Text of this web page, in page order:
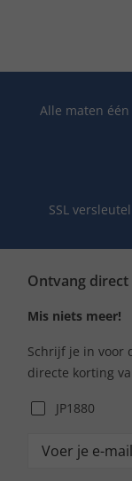
Alle maten
SSL
Ontvang
Mis niets meer!
Schrijf je in voor
directe korting
JP1880